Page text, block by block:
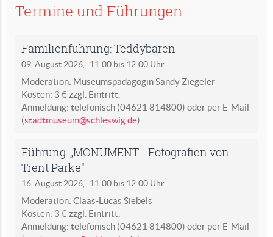
Termine und Führungen
Familienführung: Teddybären
09. August 2026, 11:00 bis 12:00 Uhr
Moderation: Museumspädagogin Sandy Ziegeler
Kosten: 3 € zzgl. Eintritt,
Anmeldung: telefonisch (04621 814800) oder per E-Mail
(stadtmuseum@schleswig.de)
Führung: „MONUMENT - Fotografien von
Trent Parke"
16. August 2026, 11:00 bis 12:00 Uhr
Moderation: Claas-Lucas Siebels
Kosten: 3 € zzgl. Eintritt,
Anmeldung: telefonisch (04621 814800) oder per E-Mail